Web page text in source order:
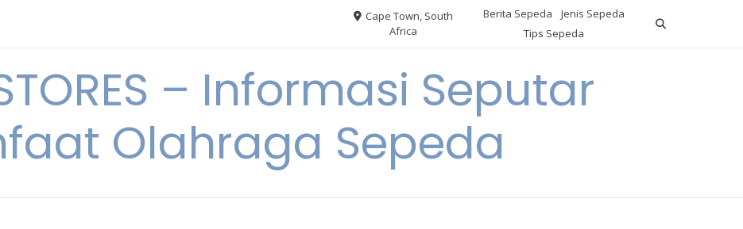
Cape Town, South
Africa
Berita Sepeda
Jenis Sepeda
Tips Sepeda
– Informasi Seputar
Olahraga Sepeda